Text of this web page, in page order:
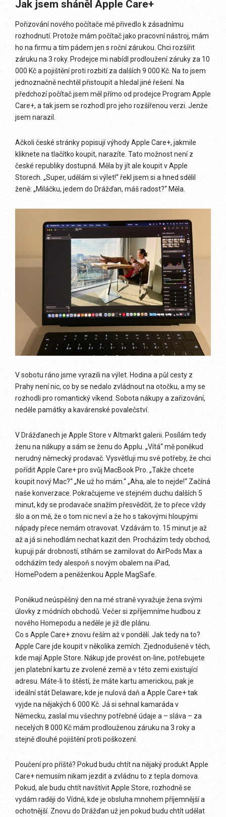
Jak jsem sháněl Apple Care+
Pořizování nového počítače mě přivedlo k zásadnímu
rozhodnutí. Protože mám počítač jako pracovní nástroj, mám
ho na firmu a tím pádem jen s roční zárukou. Chci rozšířit
záruku na 3 roky. Prodejce mi nabídl prodloužení záruky za 10
000 Kč a pojištění proti rozbití za dalších 9 000 Kč. Na to jsem
jednoznačně nechtěl přistoupit a hledal jiné řešení. Na
předchozí počítač jsem měl přímo od prodejce Program Apple
Care+, a tak jsem se rozhodl pro jeho rozšířenou verzi. Jenže
jsem narazil.
Ačkoli české stránky popisují výhody Apple Care+, jakmile
kliknete na tlačítko koupit, narazíte. Tato možnost není z
české republiky dostupná. Měla by jít ale koupit v Apple
Storech. „Super, udělám si výlet!“ řekl jsem si a hned sdělil
ženě: „Miláčku, jedem do Drážďan, máš radost?“ Měla.
V sobotu ráno jsme vyrazili na výlet. Hodina a půl cesty z
Prahy není nic, co by se nedalo zvládnout na otočku, a my se
rozhodli pro romantický víkend. Sobota nákupy a zařizování,
neděle památky a kavárenské povalečství.
V Drážďanech je Apple Store v Altmarkt galerii. Posílám tedy
ženu na nákupy a sám se ženu do Applu. „Vítá“ mě poněkud
nerudný německý prodavač. Vysvětluji mu své potřeby, že chci
pořídit Apple Care+ pro svůj MacBook Pro. „Takže chcete
koupit nový Mac?“ „Ne už ho mám.“ „Aha, ale to nejde!“ Začíná
naše konverzace. Pokračujeme ve stejném duchu dalších 5
minut, kdy se prodavače snažím přesvědčit, že to přece vždy
šlo a on mě, že o tom nic neví a že ho s takovými hloupými
nápady přece nemám otravovat. Vzdávám to. 15 minut je až
až a já si nehodlám nechat kazit den. Procházím tedy obchod,
kupuji pár drobností, stíhám se zamilovat do AirPods Max a
odcházím tedy alespoň s novým obalem na iPad,
HomePodem a peněženkou Apple MagSafe.
Poněkud neúspěšný den na mé straně vyvažuje žena svými
úlovky z módních obchodů. Večer si zpříjemníme hudbou z
nového Homepodu a neděle je již dle plánu.
Co s Apple Care+ znovu řeším až v pondělí. Jak tedy na to?
Apple Care jde koupit v několika zemích. Zjednodušeně v těch,
kde mají Apple Store. Nákup jde provést on-line, potřebujete
jen platební kartu ze zvolené země a v této zemi existující
adresu. Máte-li to štěstí, že máte kartu americkou, pak je
ideální stát Delaware, kde je nulová daň a Apple Care+ tak
vyjde na nějakých 6 000 Kč. Já si sehnal kamaráda v
Německu, zaslal mu všechny potřebné údaje a – sláva – za
necelých 8 000 Kč mám prodlouženou záruku na 3 roky a
stejně dlouhé pojištění proti poškození.
Poučení pro příště? Pokud budu chtít na nějaký produkt Apple
Care+ nemusím nikam jezdit a zvládnu to z tepla domova.
Pokud, ale budu chtít navštívit Apple Store, rozhodně se
vydám raději do Vídně, kde je obsluha mnohem příjemnější a
ochotnější. Znovu do Drážďan už jen pokud budu chtít udělat